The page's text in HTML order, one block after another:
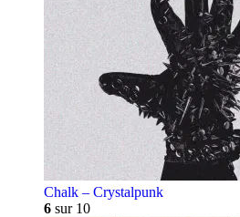
Chalk – Crystalpunk
6 sur 10